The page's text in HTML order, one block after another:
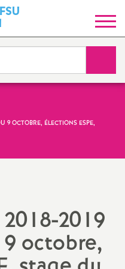
FSU
y
n
d
a
t
9 OCTOBRE, ÉLECTIONS ESPE,
2019
9 octobre,